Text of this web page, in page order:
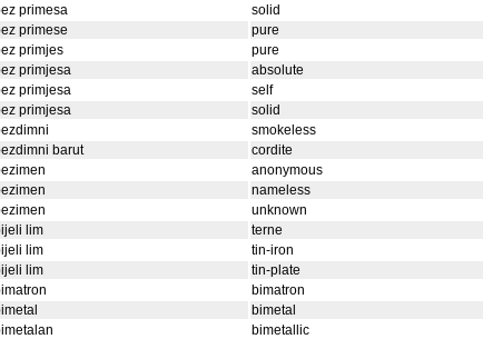
primesa
solid
primese
pure
primjes
pure
primjesa
absolute
primjesa
self
primjesa
solid
smokeless
barut
cordite
anonymous
nameless
unknown
lim
terne
lim
tin-iron
lim
tin-plate
bimatron
bimetal
bimetallic